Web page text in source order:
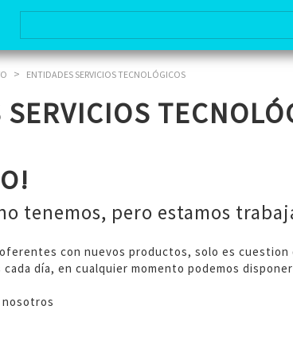
> ENTIDADES SERVICIOS TECNOLÓGICOS
tenemos, pero estamos
oferentes con nuevos productos, solo es cuestion
día, en cualquier momento podemos
nosotros